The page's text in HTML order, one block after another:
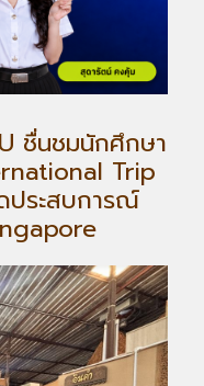
ชื่นชมนักศึกษา
Trip
ประสบการณ์